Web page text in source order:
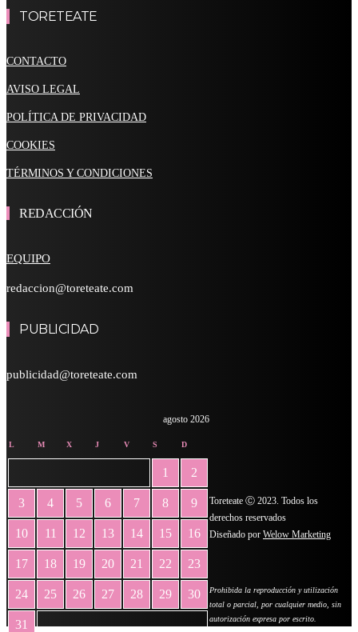
TORETEATE
CONTACTO
AVISO LEGAL
POLÍTICA DE PRIVACIDAD
COOKIES
TÉRMINOS Y CONDICIONES
REDACCIÓN
EQUIPO
redaccion@toreteate.com
PUBLICIDAD
publicidad@toreteate.com
agosto 2026
L M X J V S D
1 2
3 4 5 6 7 8 9
10 11 12 13 14 15 16
17 18 19 20 21 22 23
24 25 26 27 28 29 30
31
Toreteate Ⓒ 2023. Todos los
derechos reservados
Diseñado por Welow Marketing
Prohibida la reproducción y utilización
total o parcial, por cualquier medio, sin
autorización expresa por escrito.